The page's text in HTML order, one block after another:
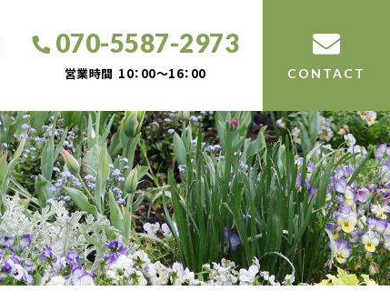
070-5587-2973
営業時間 10：00～16：00 CONTACT